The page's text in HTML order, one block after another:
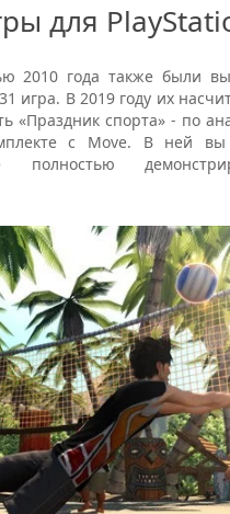
для
2010 года также были
игра. В 2019 году их
«Праздник спорта» - по
с Move. В ней